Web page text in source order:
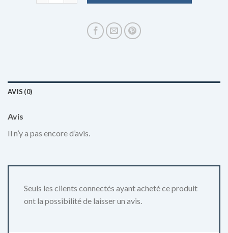
AVIS (0)
Avis
Il n’y a pas encore d’avis.
Seuls les clients connectés ayant acheté ce produit
ont la possibilité de laisser un avis.